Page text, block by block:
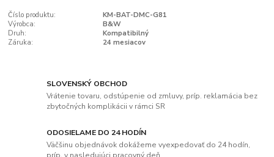
Číslo produktu:
KM-BAT-DMC-G81
Výrobca:
B&W
Druh:
Kompatibilný
Záruka:
24 mesiacov
SLOVENSKÝ OBCHOD
Vrátenie tovaru, odstúpenie od zmluvy, príp. reklamácia bez
zbytočných komplikácii v rámci SR
ODOSIELAME DO 24 HODÍN
Väčšinu objednávok dokážeme vyexpedovať do 24 hodín,
príp. v nasledujúci pracovný deň